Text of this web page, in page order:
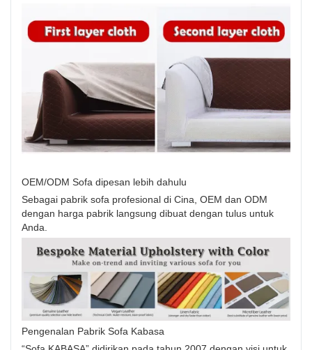
OEM/ODM Sofa dipesan lebih dahulu
Sebagai pabrik sofa profesional di Cina, OEM dan ODM
dengan harga pabrik langsung dibuat dengan tulus untuk
Anda.
Pengenalan Pabrik Sofa Kabasa